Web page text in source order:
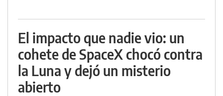
El impacto que nadie vio: un
cohete de SpaceX chocó contra
la Luna y dejó un misterio
abierto